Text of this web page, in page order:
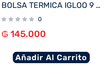
BOLSA TERMICA IGLOO 9 LATAS VERTICAL LUNCH RETRO VIOLETA 66060
0
₲ 145.000
Añadir Al Carrito